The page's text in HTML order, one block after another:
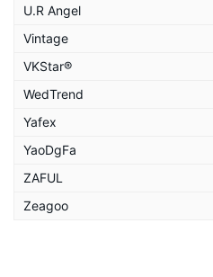
U.R Angel
Vintage
VKStar®
WedTrend
Yafex
YaoDgFa
ZAFUL
Zeagoo